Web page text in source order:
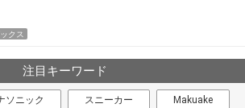
クス
注目キーワード
ソニック スニーカー Makuake